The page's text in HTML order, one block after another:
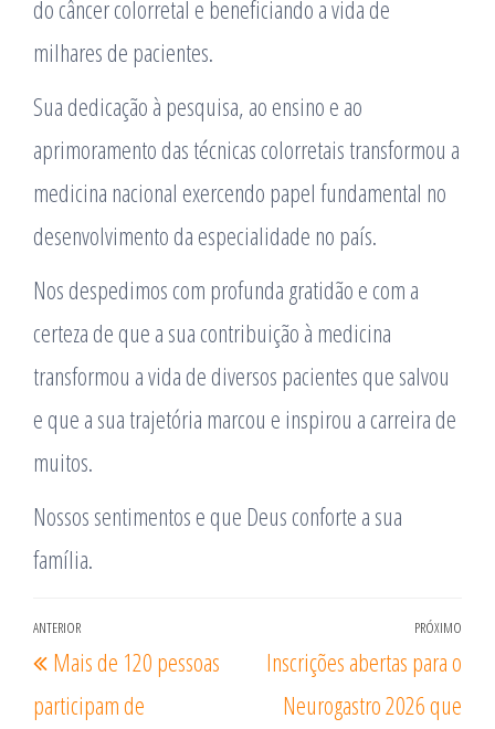
do câncer colorretal e beneficiando a vida de
milhares de pacientes.
Sua dedicação à pesquisa, ao ensino e ao
aprimoramento das técnicas colorretais transformou a
medicina nacional exercendo papel fundamental no
desenvolvimento da especialidade no país.
Nos despedimos com profunda gratidão e com a
certeza de que a sua contribuição à medicina
transformou a vida de diversos pacientes que salvou
e que a sua trajetória marcou e inspirou a carreira de
muitos.
Nossos sentimentos e que Deus conforte a sua
família.
Navegação
de
Post
Post
anterior
ANTERIOR
Mais de 120 pessoas
participam de
PRÓXIMO
Inscrições abertas para o
Neurogastro 2026 que